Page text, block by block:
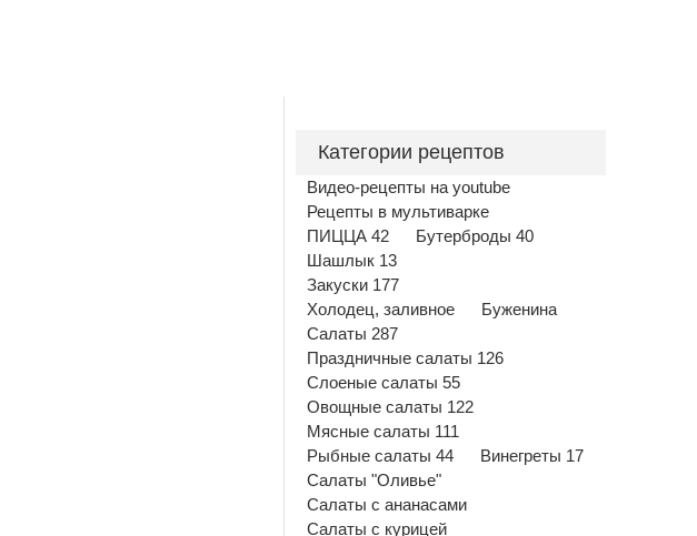
Категории рецептов
Видео-рецепты на youtube
Рецепты в мультиварке
ПИЦЦА 42
Бутерброды 40
Шашлык 13
Закуски 177
Холодец, заливное
Буженина
Салаты 287
Праздничные салаты 126
Слоеные салаты 55
Овощные салаты 122
Мясные салаты 111
Рыбные салаты 44
Винегреты 17
Салаты "Оливье"
Салаты с ананасами
Салаты с курицей